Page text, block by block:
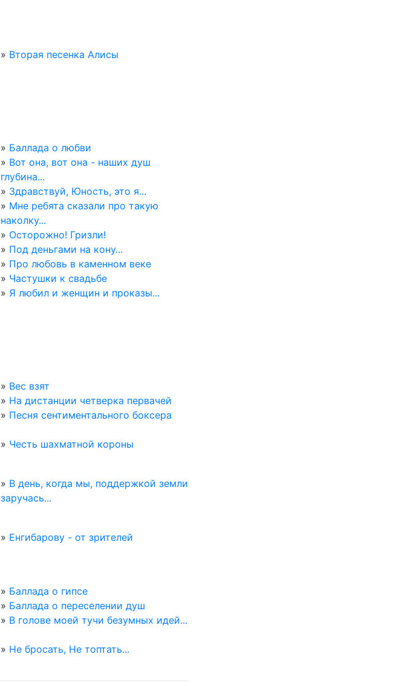
» Вторая песенка Алисы
» Баллада о любви
» Вот она, вот она - наших душ
глубина...
» Здравствуй, Юность, это я...
» Мне ребята сказали про такую
наколку...
» Осторожно! Гризли!
» Под деньгами на кону...
» Про любовь в каменном веке
» Частушки к свадьбе
» Я любил и женщин и проказы...
» Вес взят
» На дистанции четверка первачей
» Песня сентиментального боксера
» Честь шахматной короны
» В день, когда мы, поддержкой земли
заручась...
» Енгибарову - от зрителей
» Баллада о гипсе
» Баллада о переселении душ
» В голове моей тучи безумных идей...
» Не бросать, Не топтать...